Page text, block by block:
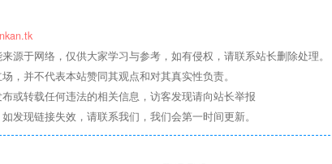
源于网络，仅供大家学习与参考，如有侵权，请联系站长删除处理。
，并不代表本站赞同其观点和对其真实性负责。
或转载任何违法的相关信息，访客发现请向站长举报
发现链接失效，请联系我们，我们会第一时间更新。